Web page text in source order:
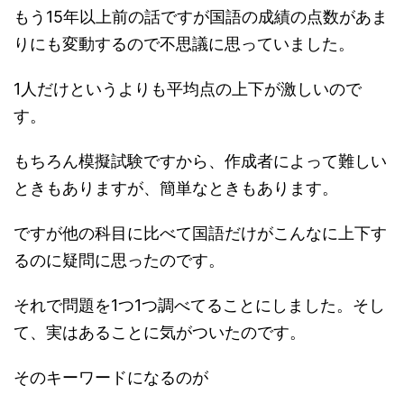
もう15年以上前の話ですが国語の成績の点数があま
りにも変動するので不思議に思っていました。
1人だけというよりも平均点の上下が激しいので
す。
もちろん模擬試験ですから、作成者によって難しい
ときもありますが、簡単なときもあります。
ですが他の科目に比べて国語だけがこんなに上下す
るのに疑問に思ったのです。
それで問題を1つ1つ調べてることにしました。そし
て、実はあることに気がついたのです。
そのキーワードになるのが